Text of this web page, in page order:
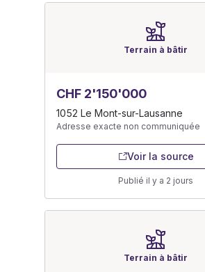
Terrain à bâtir
CHF 2'150'000
1052 Le Mont-sur-Lausanne
Adresse exacte non communiquée
Voir la source
Publié il y a 2 jours
Terrain à bâtir